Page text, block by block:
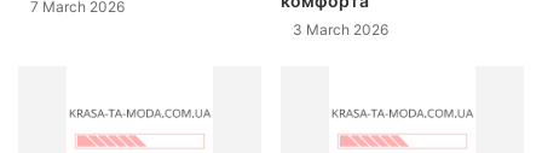
7 March 2026
3 March 2026